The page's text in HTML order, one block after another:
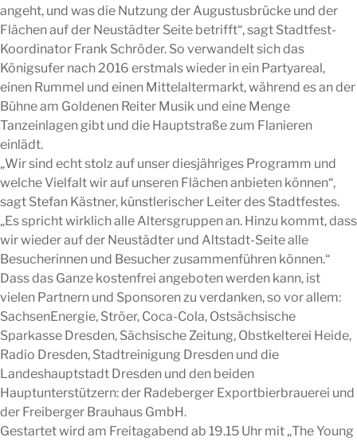
angeht, und was die Nutzung der Augustusbrücke und der
Flächen auf der Neustädter Seite betrifft“, sagt Stadtfest-
Koordinator Frank Schröder. So verwandelt sich das
Königsufer nach 2016 erstmals wieder in ein Partyareal,
einen Rummel und einen Mittelaltermarkt, während es an der
Bühne am Goldenen Reiter Musik und eine Menge
Tanzeinlagen gibt und die Hauptstraße zum Flanieren
einlädt.
„Wir sind echt stolz auf unser diesjähriges Programm und
welche Vielfalt wir auf unseren Flächen anbieten können“,
sagt Stefan Kästner, künstlerischer Leiter des Stadtfestes.
„Es spricht wirklich alle Altersgruppen an. Hinzu kommt, dass
wir wieder auf der Neustädter und Altstadt-Seite alle
Besucherinnen und Besucher zusammenführen können.“
Dass das Ganze kostenfrei angeboten werden kann, ist
vielen Partnern und Sponsoren zu verdanken, so vor allem:
SachsenEnergie, Ströer, Coca-Cola, Ostsächsische
Sparkasse Dresden, Sächsische Zeitung, Obstkelterei Heide,
Radio Dresden, Stadtreinigung Dresden und die
Landeshauptstadt Dresden und den beiden
Hauptunterstützern: der Radeberger Exportbierbrauerei und
der Freiberger Brauhaus GmbH.
Gestartet wird am Freitagabend ab 19.15 Uhr mit „The Young